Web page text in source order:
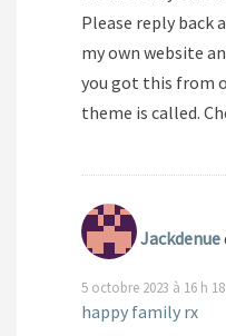
Please reply back
my own website
you got this from
theme is called.
Jackdenue
5 octobre 2023 à 16 h
happy family rx